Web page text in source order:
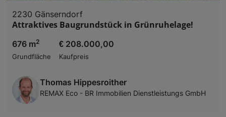
2230 Gänserndorf
Attraktives Baugrundstück in Grünruhelage!
676 m2
Grundfläche
€ 208.000,00
Kaufpreis
Thomas Hippesroither
REMAX Eco - BR Immobilien Dienstleistungs GmbH